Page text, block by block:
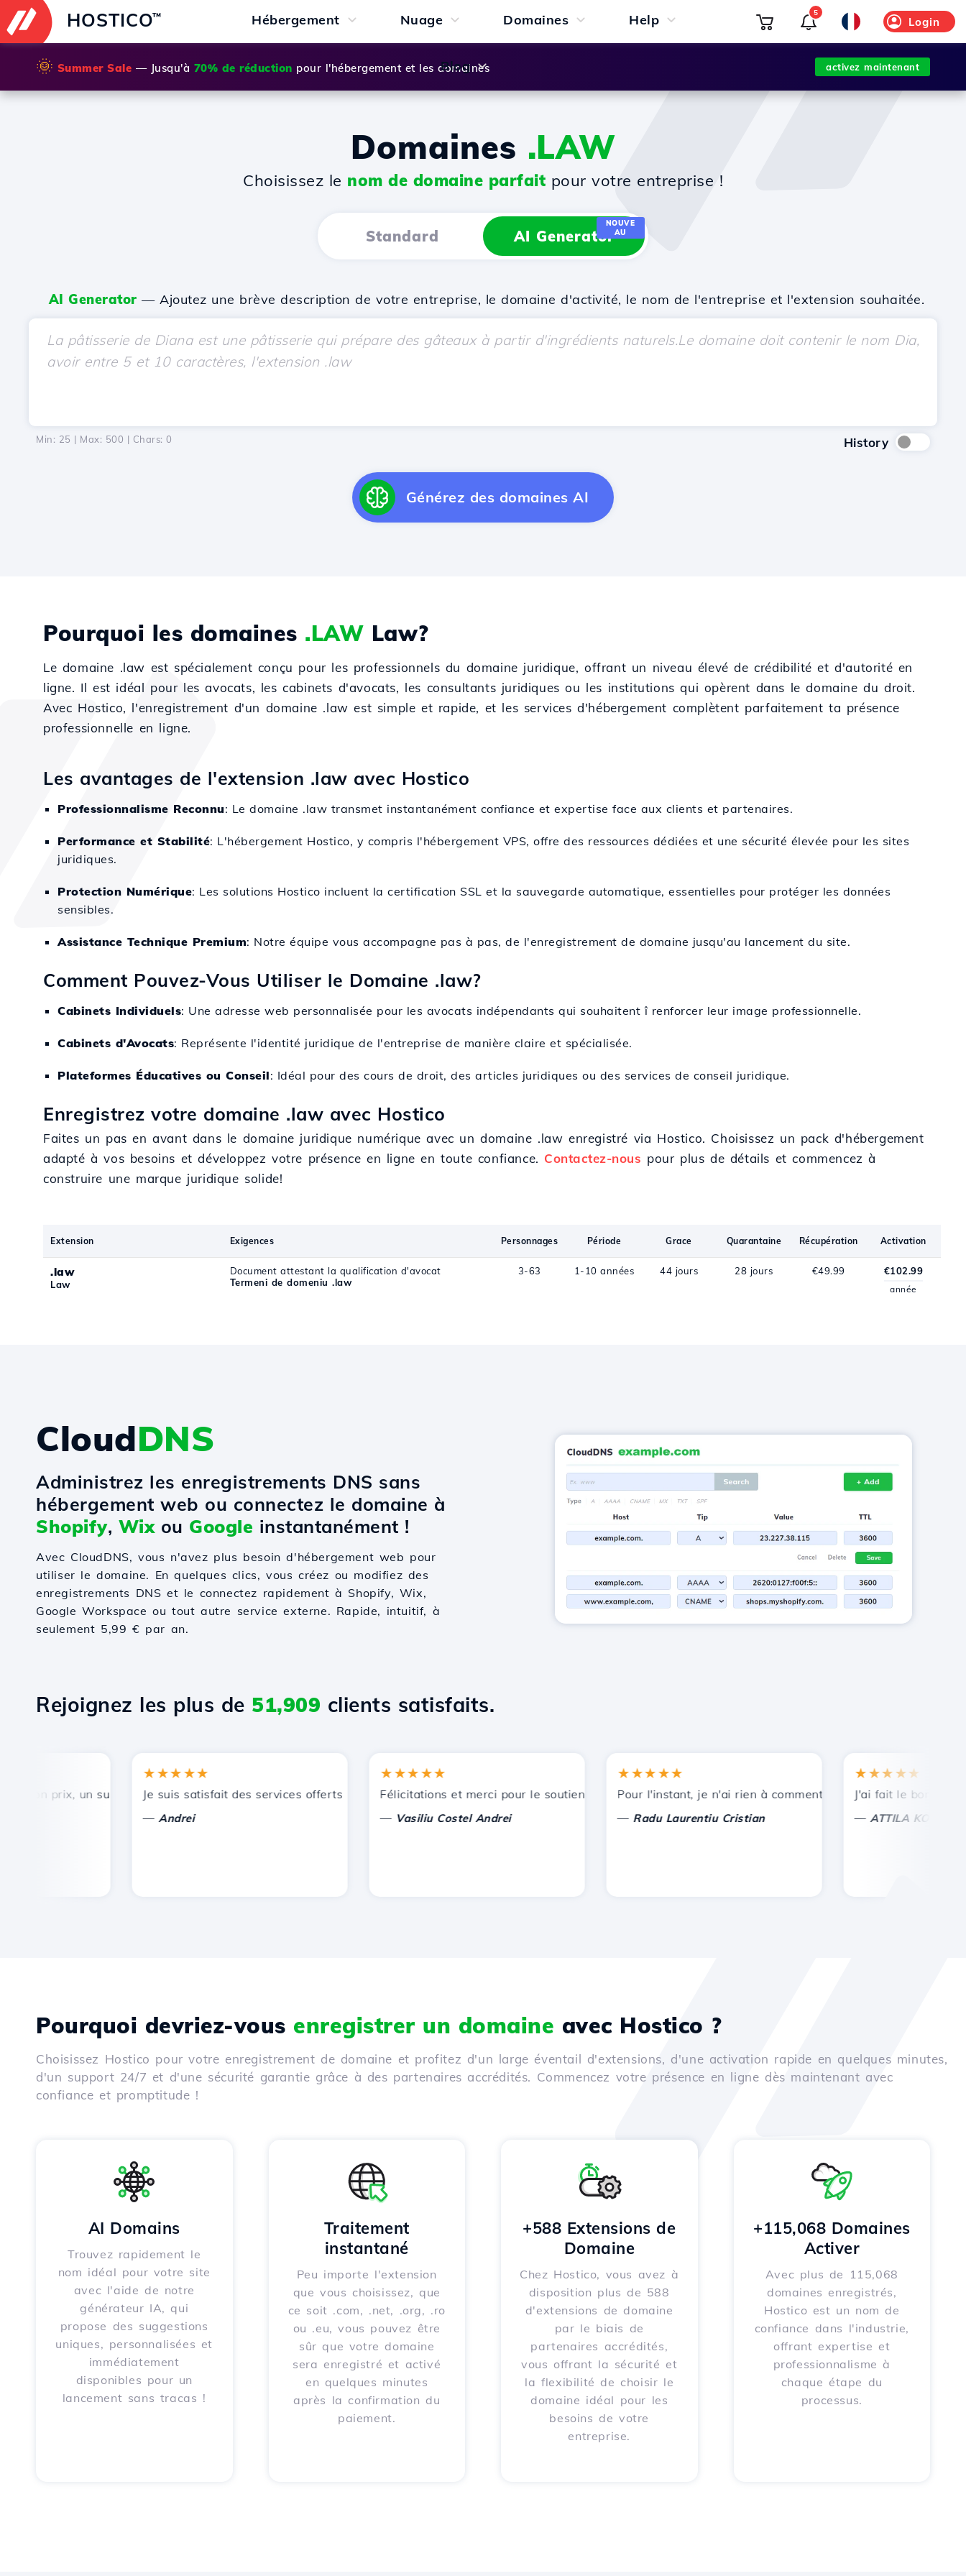
HOSTICO™ Hébergement Nuage Domaines Help
Blog
Login
5
🌞 Summer Sale — Jusqu'à 70% de réduction pour l'hébergement et les domaines activez maintenant
Domaines .LAW
Choisissez le nom de domaine parfait pour votre entreprise !
Standard AI Generator
NOUVE
AU
AI Generator — Ajoutez une brève description de votre entreprise, le domaine d'activité, le nom de l'entreprise et l'extension souhaitée.
Min: 25 | Max: 500 | Chars: 0 History
Générez des domaines AI
Pourquoi les domaines .LAW Law?
Le domaine .law est spécialement conçu pour les professionnels du domaine juridique, offrant un niveau élevé de crédibilité et d'autorité en
ligne. Il est idéal pour les avocats, les cabinets d'avocats, les consultants juridiques ou les institutions qui opèrent dans le domaine du droit.
Avec Hostico, l'enregistrement d'un domaine .law est simple et rapide, et les services d'hébergement complètent parfaitement ta présence
professionnelle en ligne.
Les avantages de l'extension .law avec Hostico
Professionnalisme Reconnu: Le domaine .law transmet instantanément confiance et expertise face aux clients et partenaires.
Performance et Stabilité: L'hébergement Hostico, y compris l'hébergement VPS, offre des ressources dédiées et une sécurité élevée pour les sites
juridiques.
Protection Numérique: Les solutions Hostico incluent la certification SSL et la sauvegarde automatique, essentielles pour protéger les données
sensibles.
Assistance Technique Premium: Notre équipe vous accompagne pas à pas, de l'enregistrement de domaine jusqu'au lancement du site.
Comment Pouvez-Vous Utiliser le Domaine .law?
Cabinets Individuels: Une adresse web personnalisée pour les avocats indépendants qui souhaitent î renforcer leur image professionnelle.
Cabinets d'Avocats: Représente l'identité juridique de l'entreprise de manière claire et spécialisée.
Plateformes Éducatives ou Conseil: Idéal pour des cours de droit, des articles juridiques ou des services de conseil juridique.
Enregistrez votre domaine .law avec Hostico
Faites un pas en avant dans le domaine juridique numérique avec un domaine .law enregistré via Hostico. Choisissez un pack d'hébergement
adapté à vos besoins et développez votre présence en ligne en toute confiance. Contactez-nous pour plus de détails et commencez à
construire une marque juridique solide!
Extension Exigences Personnages Période Grace Quarantaine Récupération Activation
.law
Law
Document attestant la qualification d'avocat
Termeni de domeniu .law
3-63 1-10 années 44 jours 28 jours €49.99 €102.99
année
CloudDNS
Administrez les enregistrements DNS sans
hébergement web ou connectez le domaine à
Shopify, Wixou Google instantanément !
Avec CloudDNS, vous n'avez plus besoin d'hébergement web pour
utiliser le domaine. En quelques clics, vous créez ou modifiez des
enregistrements DNS et le connectez rapidement à Shopify, Wix,
Google Workspace ou tout autre service externe. Rapide, intuitif, à
seulement 5,99 € par an.
Rejoignez les plus de 51,909 clients satisfaits.
prix, un support technique rapide et efficace.
★★★★★
Je suis satisfait des services offerts par Hostico. Je vous ai recommandé à d'autres connaissances.
Andrei
★★★★★
Félicitations et merci pour le soutien apporté !
Vasiliu Costel Andrei
★★★★★
Pour l'instant, je n'ai rien à commenter, seulement à apprécier.
Radu Laurentiu Cristian
★★★★★
J'ai fait le bon choix de
ATTILA KOLES
Pourquoi devriez-vous enregistrer un domaine avec Hostico ?
Choisissez Hostico pour votre enregistrement de domaine et profitez d'un large éventail d'extensions, d'une activation rapide en quelques minutes,
d'un support 24/7 et d'une sécurité garantie grâce à des partenaires accrédités. Commencez votre présence en ligne dès maintenant avec
confiance et promptitude !
AI Domains
Trouvez rapidement le
nom idéal pour votre site
avec l'aide de notre
générateur IA, qui
propose des suggestions
uniques, personnalisées et
immédiatement
disponibles pour un
lancement sans tracas !
Traitement
instantané
Peu importe l'extension
que vous choisissez, que
ce soit .com, .net, .org, .ro
ou .eu, vous pouvez être
sûr que votre domaine
sera enregistré et activé
en quelques minutes
après la confirmation du
paiement.
+588 Extensions de
Domaine
Chez Hostico, vous avez à
disposition plus de 588
d'extensions de domaine
par le biais de
partenaires accrédités,
vous offrant la sécurité et
la flexibilité de choisir le
domaine idéal pour les
besoins de votre
entreprise.
+115,068 Domaines
Activer
Avec plus de 115,068
domaines enregistrés,
Hostico est un nom de
confiance dans l'industrie,
offrant expertise et
professionnalisme à
chaque étape du
processus.